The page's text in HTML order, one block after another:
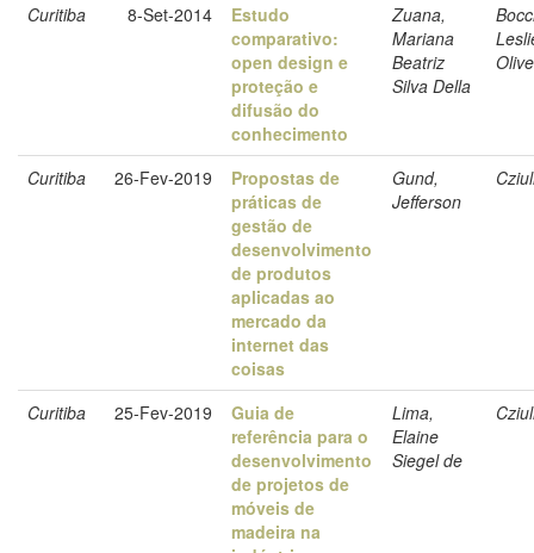
Curitiba 8-Set-2014
Estudo
comparativo:
open design e
proteção e
difusão do
conhecimento
Zuana,
Mariana
Beatriz
Silva Della
Curitiba 26-Fev-2019
Propostas de
práticas de
gestão de
desenvolvimento
de produtos
aplicadas ao
mercado da
internet das
coisas
Gund,
Jefferson
Curitiba 25-Fev-2019
Guia de
referência para o
desenvolvimento
de projetos de
móveis de
madeira na
Lima,
Elaine
Siegel de